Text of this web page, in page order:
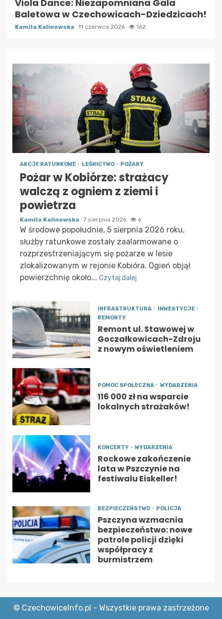
Viola Dance: Niezapomniana Gala
Baletowa w Czechowicach-Dziedzicach!
Kamila Kalinowska 11 czerwca 2026 162
AKCJE RATUNKOWE LEŚNICTWO POŻARY
Pożar w Kobiórze: strażacy
walczą z ogniem z ziemi i
powietrza
Kamila Kalinowska 7 sierpnia 2026 6
W środowe popołudnie, 5 sierpnia 2026 roku,
służby ratunkowe zostały zaalarmowane o
rozprzestrzeniającym się pożarze w lesie
zlokalizowanym w rejonie Kobióra. Ogień objął
powierzchnię około... Czytaj dalej
INFRASTRUKTURA
INWESTYCJE
REMONTY
Remont ul. Stawowej w
Goczałkowicach-Zdroju
z nowym oświetleniem
POMOC SPOŁECZNA WYDARZENIA
116 000 zł na wsparcie
lokalnych strażaków!
KONCERTY WYDARZENIA
Rockowe zakończenie
lata w Pszczynie na
festiwalu Eiskeller!
BEZPIECZEŃSTWO POLICJA
Pszczyna wzmacnia
bezpieczeństwo: nowe
patrole policji dzięki
współpracy z
burmistrzem
© CzechowiceInfo.pl - Wszystkie prawa zastrzeżone